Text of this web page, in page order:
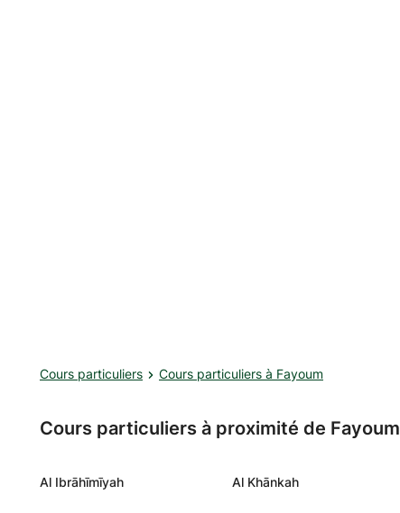
Cours particuliers Cours particuliers à Fayoum
Cours particuliers à proximité de Fayoum
Al Ibrāhīmīyah Al Khānkah